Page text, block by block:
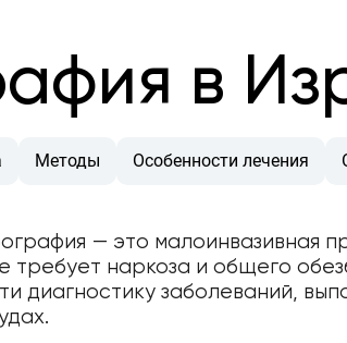
в
Методы Особенности лечения
— это малоинвазивная
требует наркоза и общего
диагностику заболеваний,